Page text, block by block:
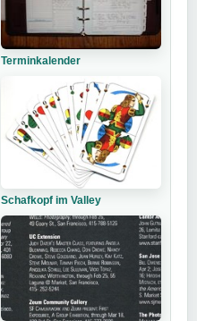
Terminkalender
Schafkopf im Valley